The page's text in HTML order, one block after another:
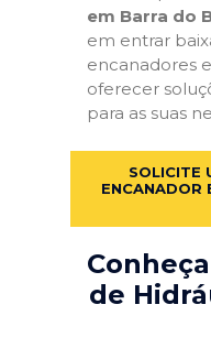
em Barra do
em entrar
encanadores
oferecer
para as suas
SOLICITE
ENCANADOR
de